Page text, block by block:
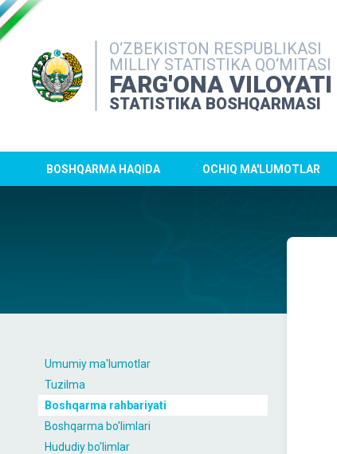
O‘ZBEKISTON RESPUBLIKASI
MILLIY STATISTIKA QO‘MITASI
FARG'ONA VILOYATI
STATISTIKA BOSHQARMASI
BOSHQARMA HAQIDA OCHIQ MA'LUMOTLAR
Umumiy ma'lumotlar
Tuzilma
Boshqarma rahbariyati
Boshqarma bo'limlari
Hududiy bo'limlar